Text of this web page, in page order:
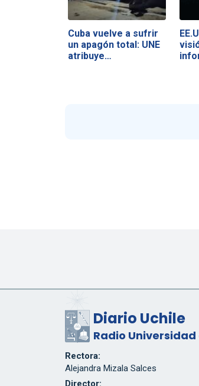
Cuba vuelve a sufrir
un apagón total: UNE
atribuye…
Diario Uchile
Radio Universidad
Rectora:
Alejandra Mizala Salces
Director: